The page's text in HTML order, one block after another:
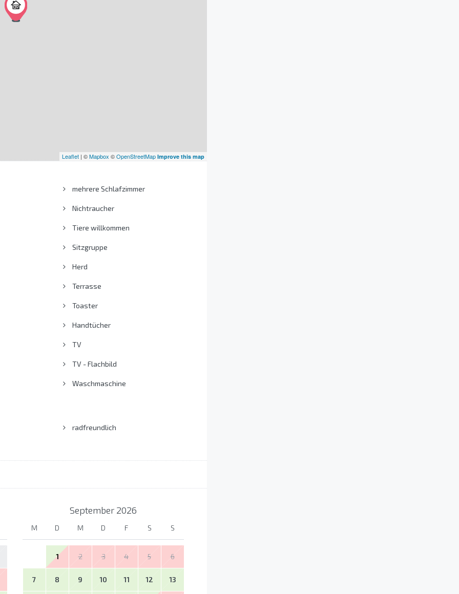
Leaflet | ©Mapbox ©OpenStreetMap Improve this map
mehrere Schlafzimmer
Nichtraucher
Tiere willkommen
Sitzgruppe
Herd
Terrasse
Toaster
Handtücher
TV
TV - Flachbild
Waschmaschine
radfreundlich
September 2026
M D M D F S S
1 2 3 4 5 6
7 8 9 10 11 12 13